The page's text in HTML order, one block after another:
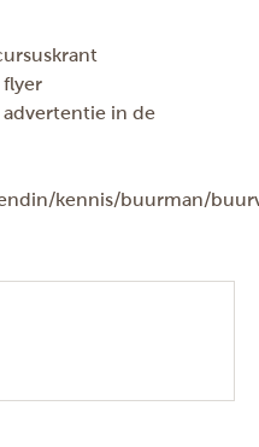
flyer
advertentie in de
kennis/buurman/